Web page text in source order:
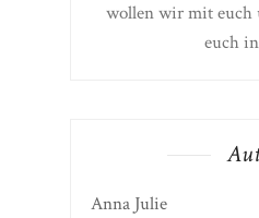
wollen wir mit euch
euch
Anna Julie